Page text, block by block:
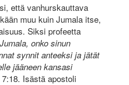
että vanhurskauttava
muu kuin Jumala itse,
Siksi profeetta
Jumala, onko sinun
synnit anteeksi ja jätät
jääneen kansasi
Isästä apostoli